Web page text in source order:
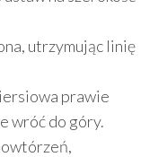
utrzymując linię
prawie
wróć do góry.